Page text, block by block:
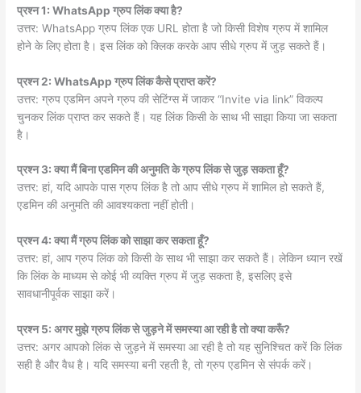
प्रश्न 1: WhatsApp ग्रुप लिंक क्या है?
उत्तर: WhatsApp ग्रुप लिंक एक URL होता है जो किसी विशेष ग्रुप में शामिल
होने के लिए होता है। इस लिंक को क्लिक करके आप सीधे ग्रुप में जुड़ सकते हैं।
प्रश्न 2: WhatsApp ग्रुप लिंक कैसे प्राप्त करें?
उत्तर: ग्रुप एडमिन अपने ग्रुप की सेटिंग्स में जाकर “Invite via link” विकल्प
चुनकर लिंक प्राप्त कर सकते हैं। यह लिंक किसी के साथ भी साझा किया जा सकता
है।
प्रश्न 3: क्या मैं बिना एडमिन की अनुमति के ग्रुप लिंक से जुड़ सकता हूँ?
उत्तर: हां, यदि आपके पास ग्रुप लिंक है तो आप सीधे ग्रुप में शामिल हो सकते हैं,
एडमिन की अनुमति की आवश्यकता नहीं होती।
प्रश्न 4: क्या मैं ग्रुप लिंक को साझा कर सकता हूँ?
उत्तर: हां, आप ग्रुप लिंक को किसी के साथ भी साझा कर सकते हैं। लेकिन ध्यान रखें
कि लिंक के माध्यम से कोई भी व्यक्ति ग्रुप में जुड़ सकता है, इसलिए इसे
सावधानीपूर्वक साझा करें।
प्रश्न 5: अगर मुझे ग्रुप लिंक से जुड़ने में समस्या आ रही है तो क्या करूँ?
उत्तर: अगर आपको लिंक से जुड़ने में समस्या आ रही है तो यह सुनिश्चित करें कि लिंक
सही है और वैध है। यदि समस्या बनी रहती है, तो ग्रुप एडमिन से संपर्क करें।